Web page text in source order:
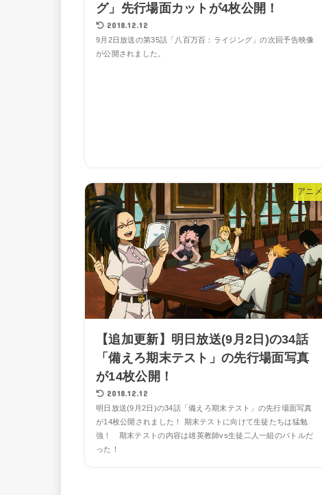
グ」先行場面カットが4枚公開！
2018.12.12
9月2日放送の第35話「八百万百：ライジング」の次回予告映像
が公開されました。
アニメ
【追加更新】明日放送(9月2日)の34話
「備えろ期末テスト」の先行場面写真
が14枚公開！
2018.12.12
明日放送(9月2日)の34話「備えろ期末テスト」の先行場面写真
が14枚公開されました！ 期末テストに向けて生徒たちは猛勉
強！ 期末テストの内容は雄英教師vs生徒二人一組のバトルだ
った！